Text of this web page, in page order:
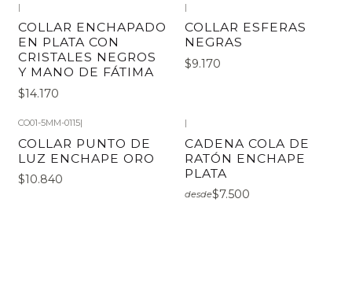
|
COLLAR ENCHAPADO
EN PLATA CON
CRISTALES NEGROS
Y MANO DE FÁTIMA
$14.170
|
COLLAR ESFERAS
NEGRAS
$9.170
CO01-5MM-0115|
COLLAR PUNTO DE
LUZ ENCHAPE ORO
$10.840
|
CADENA COLA DE
RATÓN ENCHAPE
PLATA
desde$7.500